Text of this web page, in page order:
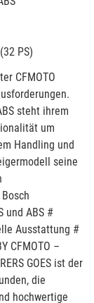
PS)
CFMOTO
steht ihrem
um
Handling und
seine
und ABS #
Ausstattung #
CFMOTO –
GOES ist der
die
hochwertige